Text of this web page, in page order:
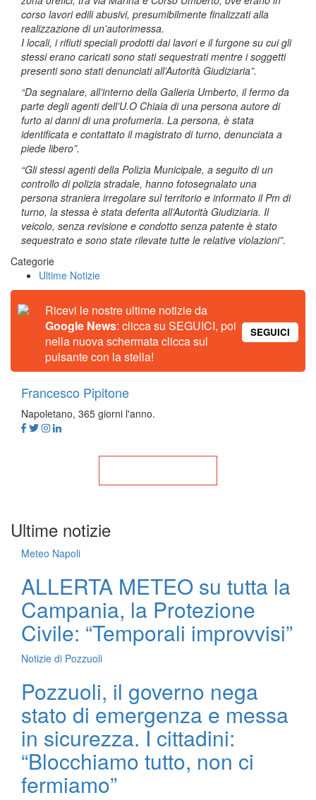
corso lavori edili abusivi, presumibilmente finalizzati alla
realizzazione di un’autorimessa.
I locali, i rifiuti speciali prodotti dai lavori e il furgone su cui gli
stessi erano caricati sono stati sequestrati mentre i soggetti
presenti sono stati denunciati all’Autorità Giudiziaria”.
“Da segnalare, all’interno della Galleria Umberto, il fermo da
parte degli agenti dell’U.O Chiaia di una persona autore di
furto ai danni di una profumeria. La persona, è stata
identificata e contattato il magistrato di turno, denunciata a
piede libero”.
“Gli stessi agenti della Polizia Municipale, a seguito di un
controllo di polizia stradale, hanno fotosegnalato una
persona straniera irregolare sul territorio e informato il Pm di
turno, la stessa è stata deferita all’Autorità Giudiziaria. Il
veicolo, senza revisione e condotto senza patente è stato
sequestrato e sono state rilevate tutte le relative violazioni”.
Categorie
Ultime Notizie
Ricevi le nostre ultime notizie da
Google News: clicca su SEGUICI, poi
nella nuova schermata clicca sul
pulsante con la stella!
SEGUICI
Francesco Pipitone
Napoletano, 365 giorni l'anno.
Ultime notizie
Meteo Napoli
ALLERTA METEO su tutta la
Campania, la Protezione
Civile: “Temporali improvvisi”
Notizie di Pozzuoli
Pozzuoli, il governo nega
stato di emergenza e messa
in sicurezza. I cittadini:
“Blocchiamo tutto, non ci
fermiamo”